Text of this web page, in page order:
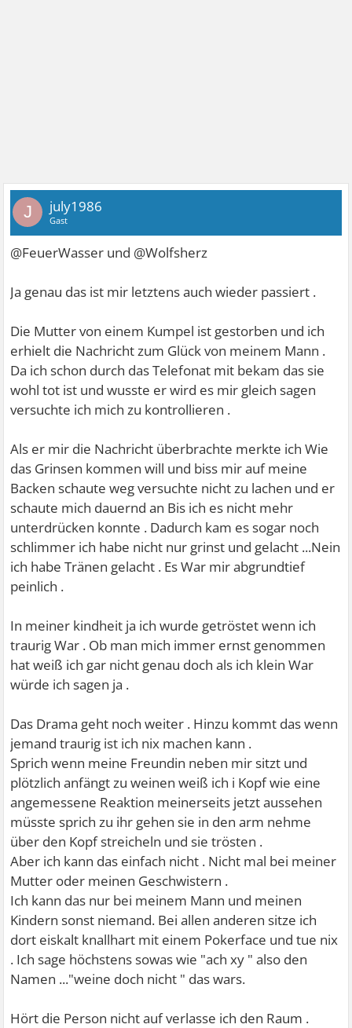
J july1986
Gast
@FeuerWasser und @Wolfsherz
Ja genau das ist mir letztens auch wieder passiert .
Die Mutter von einem Kumpel ist gestorben und ich
erhielt die Nachricht zum Glück von meinem Mann .
Da ich schon durch das Telefonat mit bekam das sie
wohl tot ist und wusste er wird es mir gleich sagen
versuchte ich mich zu kontrollieren .
Als er mir die Nachricht überbrachte merkte ich Wie
das Grinsen kommen will und biss mir auf meine
Backen schaute weg versuchte nicht zu lachen und er
schaute mich dauernd an Bis ich es nicht mehr
unterdrücken konnte . Dadurch kam es sogar noch
schlimmer ich habe nicht nur grinst und gelacht ...Nein
ich habe Tränen gelacht . Es War mir abgrundtief
peinlich .
In meiner kindheit ja ich wurde getröstet wenn ich
traurig War . Ob man mich immer ernst genommen
hat weiß ich gar nicht genau doch als ich klein War
würde ich sagen ja .
Das Drama geht noch weiter . Hinzu kommt das wenn
jemand traurig ist ich nix machen kann .
Sprich wenn meine Freundin neben mir sitzt und
plötzlich anfängt zu weinen weiß ich i Kopf wie eine
angemessene Reaktion meinerseits jetzt aussehen
müsste sprich zu ihr gehen sie in den arm nehme
über den Kopf streicheln und sie trösten .
Aber ich kann das einfach nicht . Nicht mal bei meiner
Mutter oder meinen Geschwistern .
Ich kann das nur bei meinem Mann und meinen
Kindern sonst niemand. Bei allen anderen sitze ich
dort eiskalt knallhart mit einem Pokerface und tue nix
. Ich sage höchstens sowas wie "ach xy " also den
Namen ..."weine doch nicht " das wars.
Hört die Person nicht auf verlasse ich den Raum .